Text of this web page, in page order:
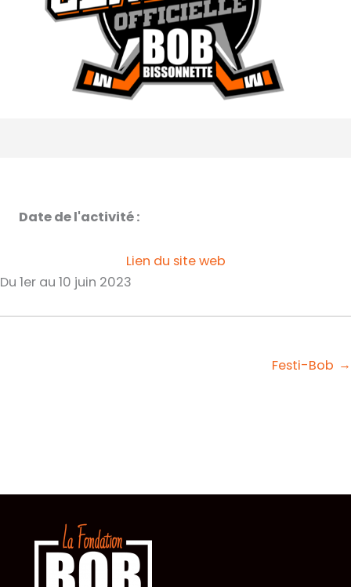
Date de l'activité :
Lien du site web
Du 1er au 10 juin 2023
Festi-Bob →